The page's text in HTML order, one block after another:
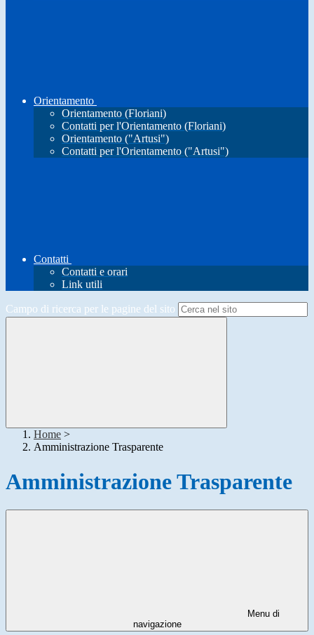
Orientamento
Orientamento (Floriani)
Contatti per l'Orientamento (Floriani)
Orientamento ("Artusi")
Contatti per l'Orientamento ("Artusi")
Contatti
Contatti e orari
Link utili
Campo di ricerca per le pagine del sito
Home >
Amministrazione Trasparente
Amministrazione Trasparente
Menu di
navigazione